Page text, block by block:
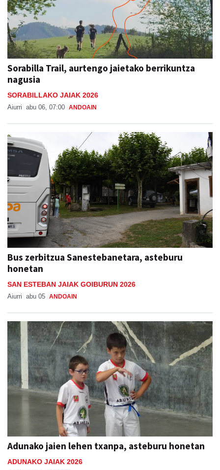
Sorabilla Trail, aurtengo jaietako berrikuntza
nagusia
SORABILLAKO JAIAK 2026
Aiurri abu 06, 07:00 ANDOAIN
Bus zerbitzua Sanestebanetara, asteburu
honetan
SAN ESTEBAN JAIAK GOIBURUN 2026
Aiurri abu 05 ANDOAIN
Adunako jaien lehen txanpa, asteburu honetan
ADUNAKO JAIAK 2026